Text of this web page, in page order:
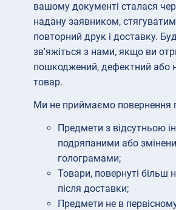
вашому документі сталася
надану заявником,
повторний друк і доставку.
зв'яжіться з нами, якщо ви
пошкоджений, дефектний або
товар.
Ми не приймаємо повернення
Предмети з відсутньою
подряпаними або
голограмами;
Товари, повернуті більш
після доставки;
Предмети не в